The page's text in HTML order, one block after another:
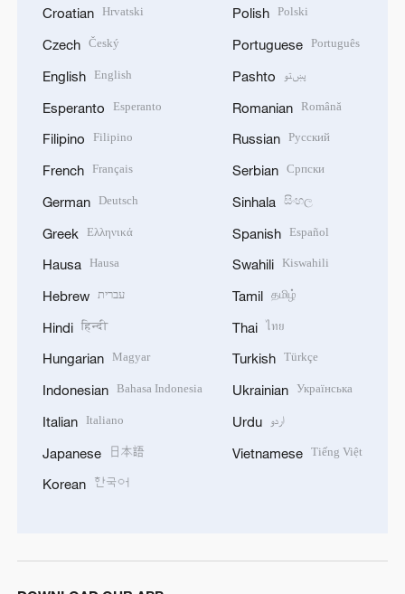
Croatian Hrvatski
Czech Český
English English
Esperanto Esperanto
Filipino Filipino
French Français
German Deutsch
Greek Ελληνικά
Hausa Hausa
Hebrew עברית
Hindi हिन्दी
Hungarian Magyar
Indonesian Bahasa Indonesia
Italian Italiano
Japanese 日本語
Korean 한국어
Polish Polski
Portuguese Português
Pashto پښتو
Romanian Română
Russian Русский
Serbian Српски
Sinhala සිංහල
Spanish Español
Swahili Kiswahili
Tamil தமிழ்
Thai ไทย
Turkish Türkçe
Ukrainian Українська
Urdu اردو
Vietnamese Tiếng Việt